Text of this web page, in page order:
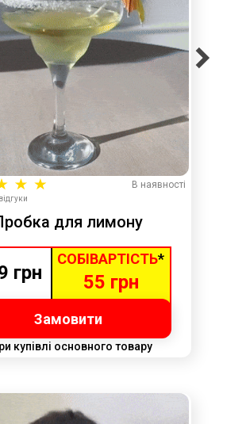
В наявності
для лимону
купівлі основного товару
55 грн
грн
СОБІВАРТІСТЬ*
Замовити